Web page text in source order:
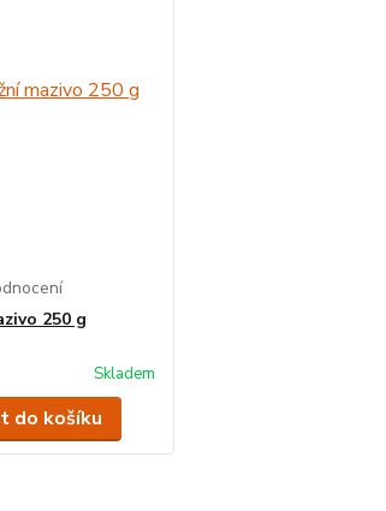
250 g
Skladem
do košíku